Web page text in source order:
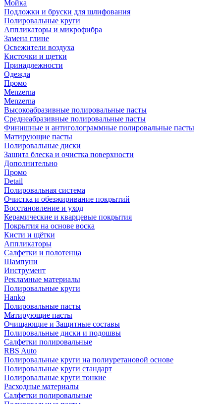
Мойка
Подложки и бруски для шлифования
Полировальные круги
Аппликаторы и микрофибра
Замена глине
Освежители воздуха
Кисточки и щетки
Принадлежности
Одежда
Промо
Menzerna
Menzerna
Высокоабразивные полировальные пасты
Среднеабразивные полировальные пасты
Финишные и антиголограммные полировальные пасты
Матирующие пасты
Полировальные диски
Защита блеска и очистка поверхности
Дополнительно
Промо
Detail
Полировальная система
Очистка и обезжиривание покрытий
Восстановление и уход
Керамические и кварцевые покрытия
Покрытия на основе воска
Кисти и щётки
Аппликаторы
Салфетки и полотенца
Шампуни
Инструмент
Рекламные материалы
Полировальные круги
Hanko
Полировальные пасты
Матирующие пасты
Очищающие и Защитные составы
Полировальные диски и подошвы
Салфетки полировальные
RBS Auto
Полировальные круги на полиуретановой основе
Полировальные круги стандарт
Полировальные круги тонкие
Расходные материалы
Салфетки полировальные